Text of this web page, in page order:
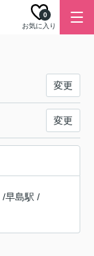
お気に入り
0
変更
変更
/早島駅 /